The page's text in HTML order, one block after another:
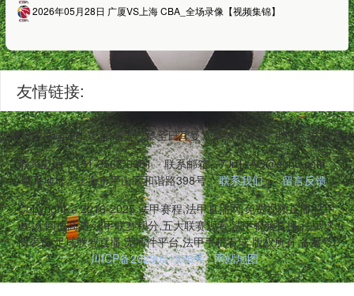
2026年05月28日 广厦VS上海 CBA_全场录像【视频集锦】
友情链接:
容多终端同步观看,涵盖巴黎圣日耳曼、摩纳哥等豪门比赛。内含
联系电话：131-3567-0381
联系邮箱：7JnTzAQ@sohu.com
联系地址：上海市平山区和谐路398号
联系我们
留言反馈
Copyright © 2016-2025 法甲赛程,法甲直播网,免费视频直播,法甲
现场,回放高清,法甲联赛积分,五大联赛观看,法甲视频直播,法甲球
队表现,足球联赛直播,无插件平台,法甲手机看球 版权所有 备案号:
川ICP备2023051998号 网站地图